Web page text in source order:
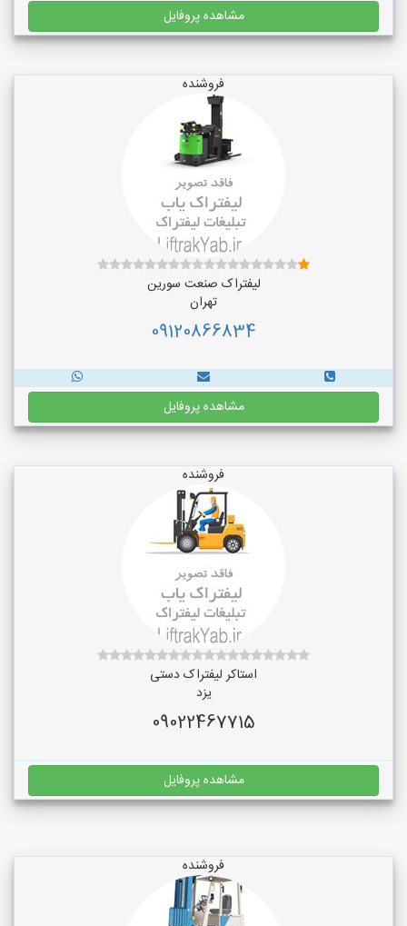
مشاهده پروفایل
فروشنده
لیفتراک صنعت سورین
تهران
09120866834
مشاهده پروفایل
فروشنده
استاکر لیفتراک دستی
یزد
09022467715
مشاهده پروفایل
فروشنده